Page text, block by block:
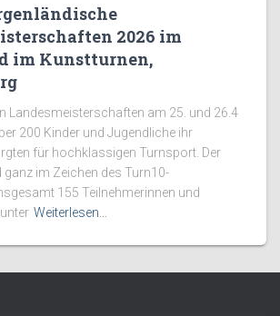
2026 im
im Kunstturnen,
Landesmeisterschaften am 25. und 26.4
200 Kinder und Jugendliche ihr
für hochklassigen Turnsport. Der
im Zeichen des Turn10-
155 Teilnehmerinnen und
Weiterlesen…